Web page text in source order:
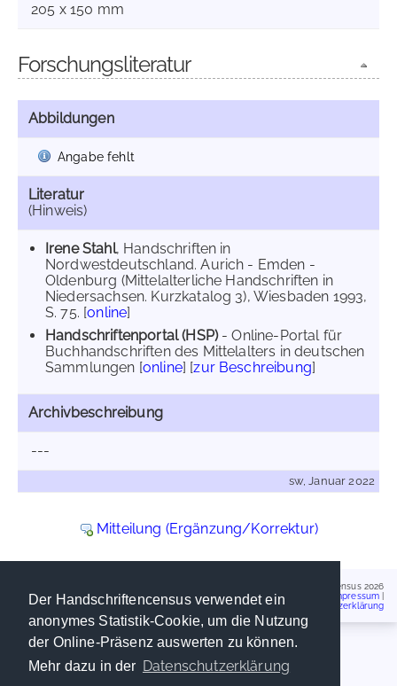
Der Handschriftencensus verwendet ein
anonymes Statistik-Cookie, um die Nutzung
der Online-Präsenz auswerten zu können.
Mehr dazu in der Datenschutzerklärung
205 x 150 mm
Forschungsliteratur
Abbildungen
Angabe fehlt
Literatur
(Hinweis)
Irene Stahl, Handschriften in
Nordwestdeutschland. Aurich - Emden -
Oldenburg (Mittelalterliche Handschriften in
Niedersachsen. Kurzkatalog 3), Wiesbaden 1993,
S. 75. [online]
Handschriftenportal (HSP)- Online-Portal für
Buchhandschriften des Mittelalters in deutschen
Sammlungen [online] [zur Beschreibung]
Archivbeschreibung
---
sw, Januar 2022
Mitteilung (Ergänzung/Korrektur)
Handschriftencensus 2026
Impressum
Datenschutzerklärung